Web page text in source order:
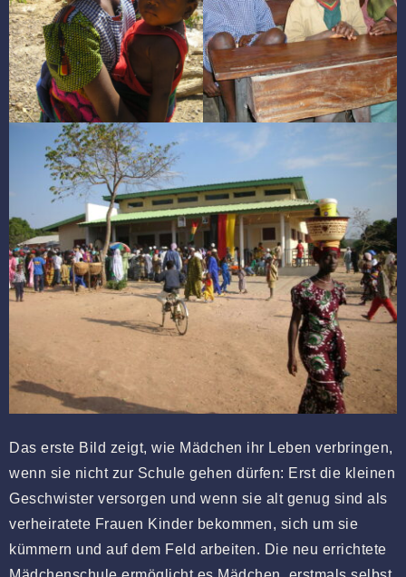
Das erste Bild zeigt, wie Mädchen ihr Leben verbringen,
wenn sie nicht zur Schule gehen dürfen: Erst die kleinen
Geschwister versorgen und wenn sie alt genug sind als
verheiratete Frauen Kinder bekommen, sich um sie
kümmern und auf dem Feld arbeiten. Die neu errichtete